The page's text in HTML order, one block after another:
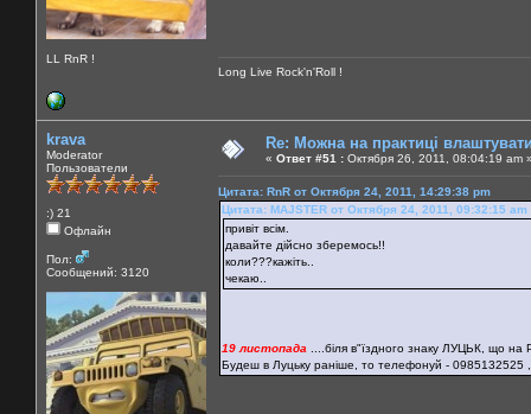
LL RnR !
Long Live Rock'n'Roll !
krava
Moderator
Пользователи
:) 21
Офлайн
Пол:
Сообщений: 3120
Re: Можна на практиці
« Ответ #51 : Октября 26, 2011, 08:04:19 am
Цитата: RnR от Октября 24, 2011, 14:29:38 pm
Цитата: MAJSTER от Октября 24, 2011, 09:32:15 am
привіт всім.
давайте дійсно зберемось!!
коли???кажіть..
чекаю..
19 листопада ....біля в"їздного знаку ЛУЦЬК, що на
Будеш в Луцьку раніше, то телефонуй - 0985132525